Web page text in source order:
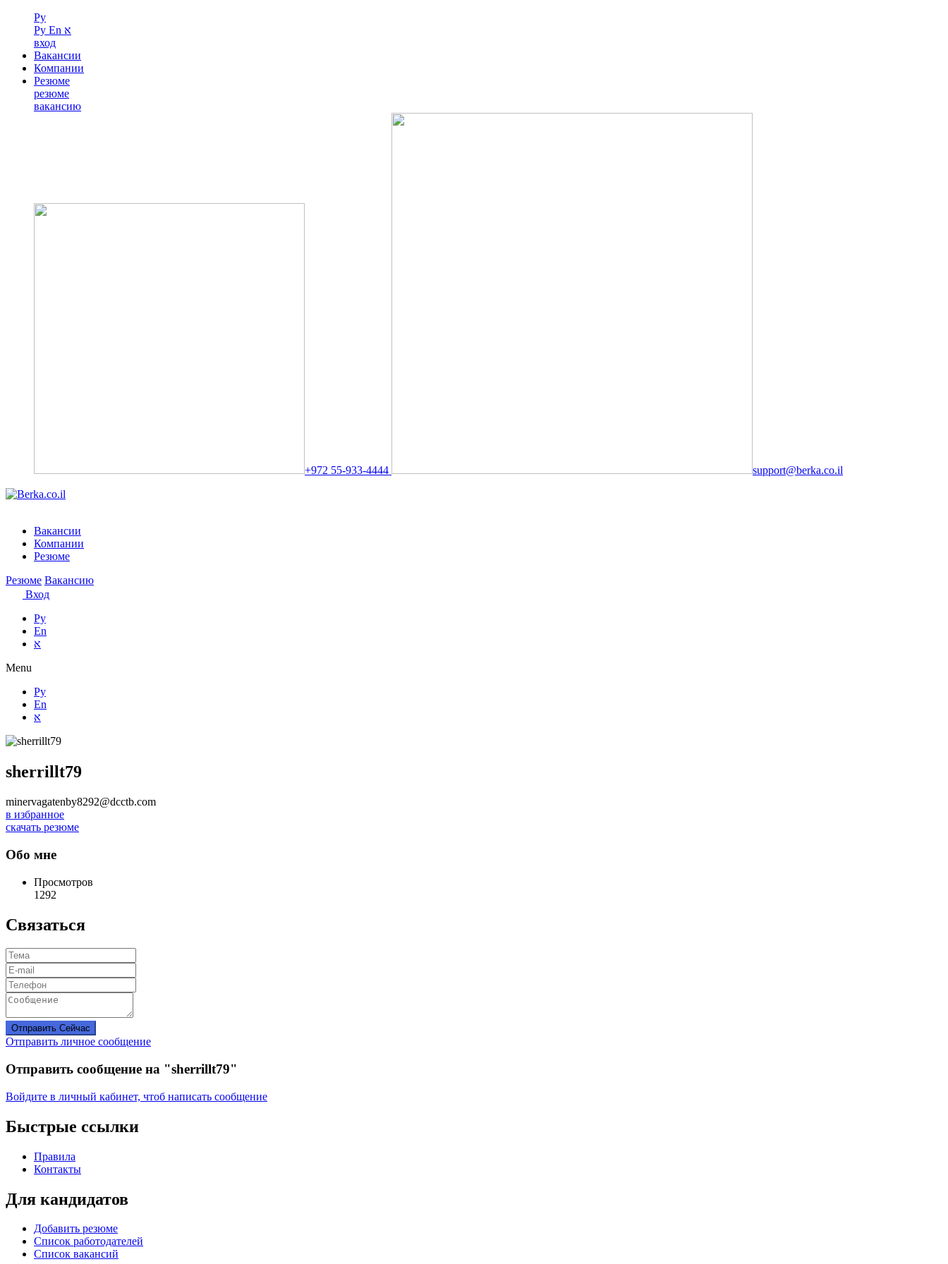
Ру
Ру En א
вход
Вакансии
Компании
Резюме
резюме
вакансию
+972 55-933-4444 support@berka.co.il
Вакансии
Компании
Резюме
Резюме Вакансию
Вход
Ру
En
א
Menu
Ру
En
א
sherrillt79
minervagatenby8292@dcctb.com
в избранное
скачать резюме
Обо мне
Просмотров
1292
Связаться
Отправить Сейчас
Отправить личное сообщение
Отправить сообщение на "sherrillt79"
Войдите в личный кабинет, чтоб написать сообщение
Быстрые ссылки
Правила
Контакты
Для кандидатов
Добавить резюме
Список работодателей
Список вакансий